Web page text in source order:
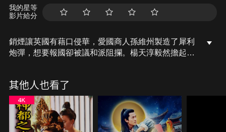
我的星等
影片給分
銷煙讓英國有藉口侵華，愛國商人孫維州製造了犀利
炮彈，想要報國卻被議和派阻攔。楊天淳毅然擔起重
抉擇是什麼呢？
其他人也看了